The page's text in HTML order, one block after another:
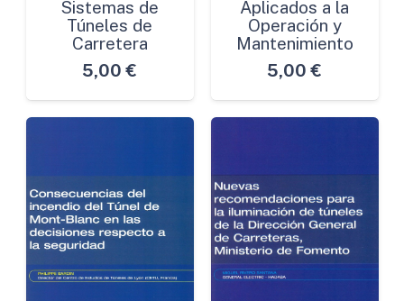
Sistemas de
Túneles de
Carretera
5,00 €
Aplicados a la
Operación y
Mantenimiento
5,00 €